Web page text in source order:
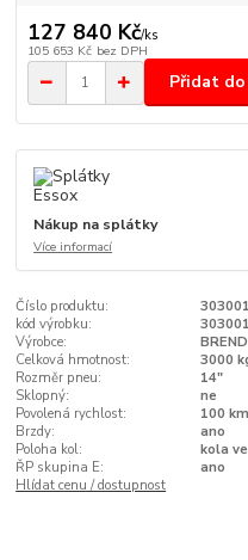
127 840 Kč/ks
105 653 Kč bez DPH
Přidat
Nákup na splátky
Více informací
Číslo produktu:
303001
kód výrobku:
303001
Výrobce:
Celková hmotnost:
3000
Rozměr pneu:
14"
Sklopný:
ne
Povolená rychlost:
100
Brzdy:
ano
Poloha kol:
kola
ŘP skupina E:
ano
Hlídat cenu / dostupnost